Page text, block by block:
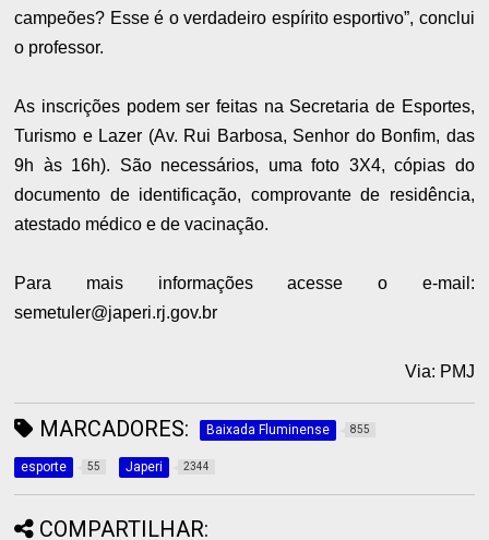
campeões? Esse é o verdadeiro espírito esportivo”, conclui
o professor.
​As inscrições podem ser feitas na Secretaria de Esportes,
Turismo e Lazer (Av. Rui Barbosa, Senhor do Bonfim, das
9h às 16h). São necessários, uma foto 3X4, cópias do
documento de identificação, comprovante de residência,
atestado médico e de vacinação.
Para mais informações acesse o e-mail:
semetuler@japeri.rj.gov.br
Via: PMJ
MARCADORES: Baixada Fluminense 855
esporte 55 Japeri 2344
COMPARTILHAR: